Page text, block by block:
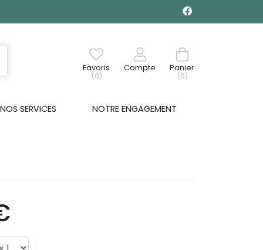
Favoris
(0)
Compte
Panier
(0)
NOS SERVICES NOTRE ENGAGEMENT